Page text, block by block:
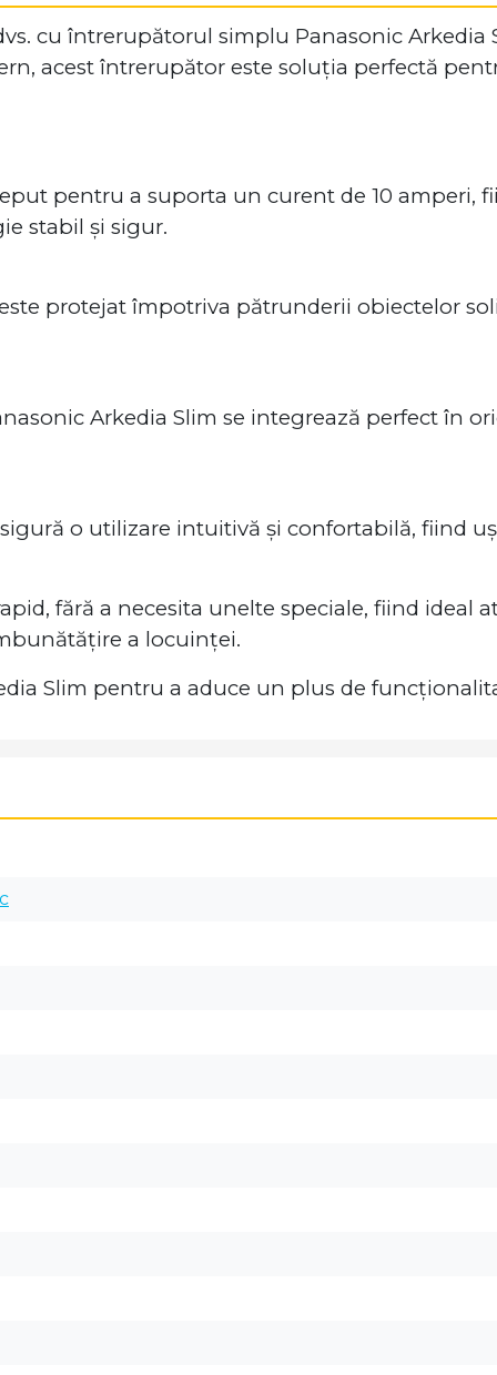
cu întrerupătorul simplu Panasonic Arkedia
acest întrerupător este soluția perfectă
pentru a suporta un curent de 10 amperi,
stabil și sigur.
protejat împotriva pătrunderii obiectelor
Arkedia Slim se integrează perfect în
o utilizare intuitivă și confortabilă, fiind
fără a necesita unelte speciale, fiind ideal
a locuinței.
Slim pentru a aduce un plus de